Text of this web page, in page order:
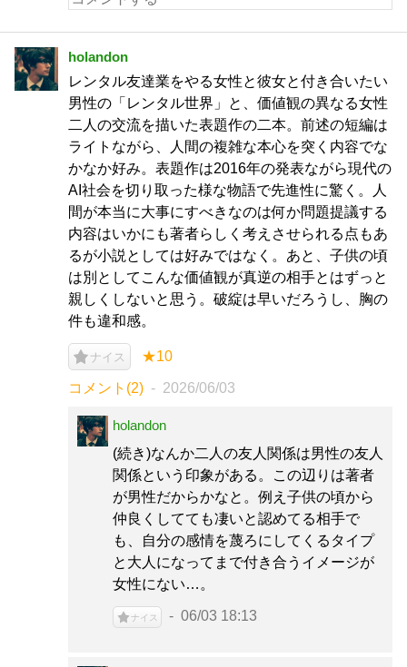
holandon
レンタル友達業をやる女性と彼女と付き合いたい
男性の「レンタル世界」と、価値観の異なる女性
二人の交流を描いた表題作の二本。前述の短編は
ライトながら、人間の複雑な本心を突く内容でな
かなか好み。表題作は2016年の発表ながら現代の
AI社会を切り取った様な物語で先進性に驚く。人
間が本当に大事にすべきなのは何か問題提議する
内容はいかにも著者らしく考えさせられる点もあ
るが小説としては好みではなく。あと、子供の頃
は別としてこんな価値観が真逆の相手とはずっと
親しくしないと思う。破綻は早いだろうし、胸の
件も違和感。
ナイス ★10
コメント(2) 2026/06/03
holandon
(続き)なんか二人の友人関係は男性の友人
関係という印象がある。この辺りは著者
が男性だからかなと。例え子供の頃から
仲良くしてても凄いと認めてる相手で
も、自分の感情を蔑ろにしてくるタイプ
と大人になってまで付き合うイメージが
女性にない…。
ナイス 06/03 18:13